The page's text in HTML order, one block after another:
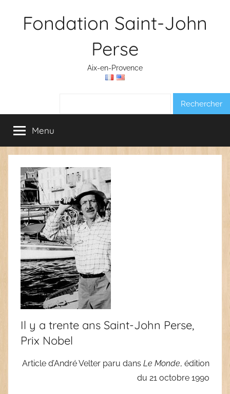
Fondation Saint-John
Perse
Aix-en-Provence
Menu
Il y a trente ans Saint-John Perse,
Prix Nobel
Article d’André Velter paru dans Le Monde, édition
du 21 octobre 1990